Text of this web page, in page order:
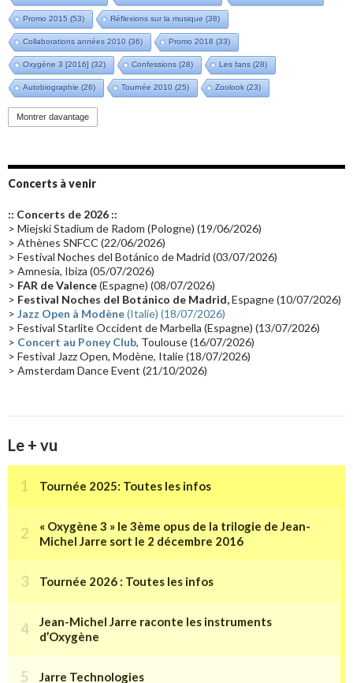
Promo 2015 (53) Réflexions sur la musique (38)
Collaborations années 2010 (36) Promo 2018 (33)
Oxygène 3 [2016] (32) Confessions (28) Les fans (28)
Autobiographie (26) Tournée 2010 (25) Zoolook (23)
Promo 2019(23)
Groupe de Recherche Musicale
Passages radio Vidéo Jarrecast (16) Synthé 80's
Les concerts en Chine(16) Cinéma
Synthé Roland(15) Belgique(15)
(14) Astronomie (14)
Tournée 2025(14) 2024(14) Chine(13)
Montrer davantage
Concerts à venir
:: Concerts de 2026 ::
> Miejski Stadium de Radom (Pologne) (19/06/2026)
> Athènes SNFCC (22/06/2026)
> Festival Noches del Botánico de Madrid (03/07/2026)
> Amnesia, Ibiza (05/07/2026)
> FAR de Valence(Espagne) (08/07/2026)
> Festival Noches del Botánico de Madrid,Espagne (10/07/2026)
> Jazz Open à Modène(Italie) (18/07/2026)
> Festival Starlite Occident de Marbella (Espagne) (13/07/2026)
> Concert au Poney Club, Toulouse (16/07/2026)
> Festival Jazz Open, Modène, Italie (18/07/2026)
> Amsterdam Dance Event (21/10/2026)
Le + vu